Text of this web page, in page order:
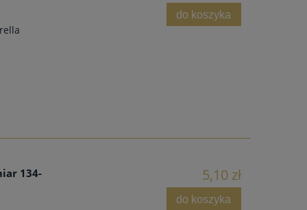
do koszyka
134-
5,10 zł
do koszyka